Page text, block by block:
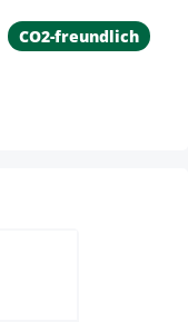
CO2-freundlich